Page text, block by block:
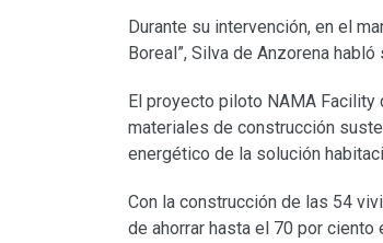
Durante su intervención, en el
Boreal”, Silva de Anzorena
El proyecto piloto NAMA
materiales de construcción
energético de la solución
Con la construcción de las 54
de ahorrar hasta el 70 por